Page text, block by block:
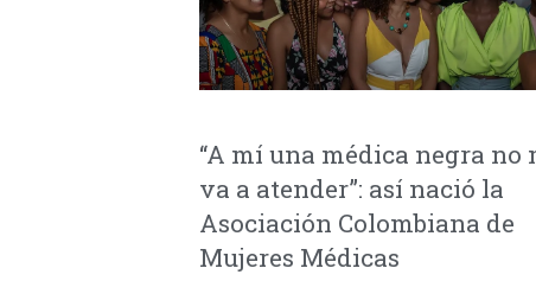
“A mí una médica negra no
va a atender”: así nació la
Asociación Colombiana de
Mujeres Médicas